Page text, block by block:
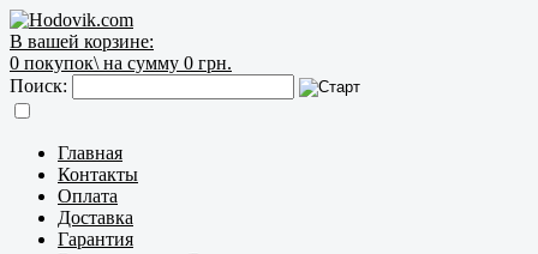
В вашей корзине:
0 покупок\ на сумму 0 грн.
Поиск:
Главная
Контакты
Оплата
Доставка
Гарантия